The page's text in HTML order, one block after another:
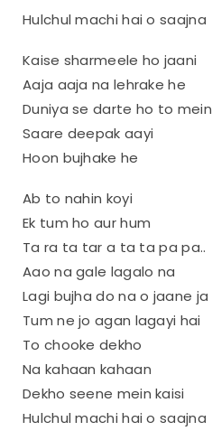
Hulchul machi hai o saajna
Kaise sharmeele ho jaani
Aaja aaja na lehrake he
Duniya se darte ho to mein
Saare deepak aayi
Hoon bujhake he
Ab to nahin koyi
Ek tum ho aur hum
Ta ra ta tar a ta ta pa pa..
Aao na gale lagalo na
Lagi bujha do na o jaane ja
Tum ne jo agan lagayi hai
To chooke dekho
Na kahaan kahaan
Dekho seene mein kaisi
Hulchul machi hai o saajna